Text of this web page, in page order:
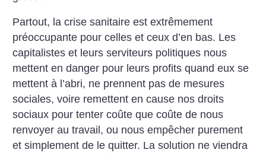
Partout, la crise sanitaire est extrêmement
préoccupante pour celles et ceux d’en bas. Les
capitalistes et leurs serviteurs politiques nous
mettent en danger pour leurs profits quand eux se
mettent à l’abri, ne prennent pas de mesures
sociales, voire remettent en cause nos droits
sociaux pour tenter coûte que coûte de nous
renvoyer au travail, ou nous empêcher purement
et simplement de le quitter. La solution ne viendra